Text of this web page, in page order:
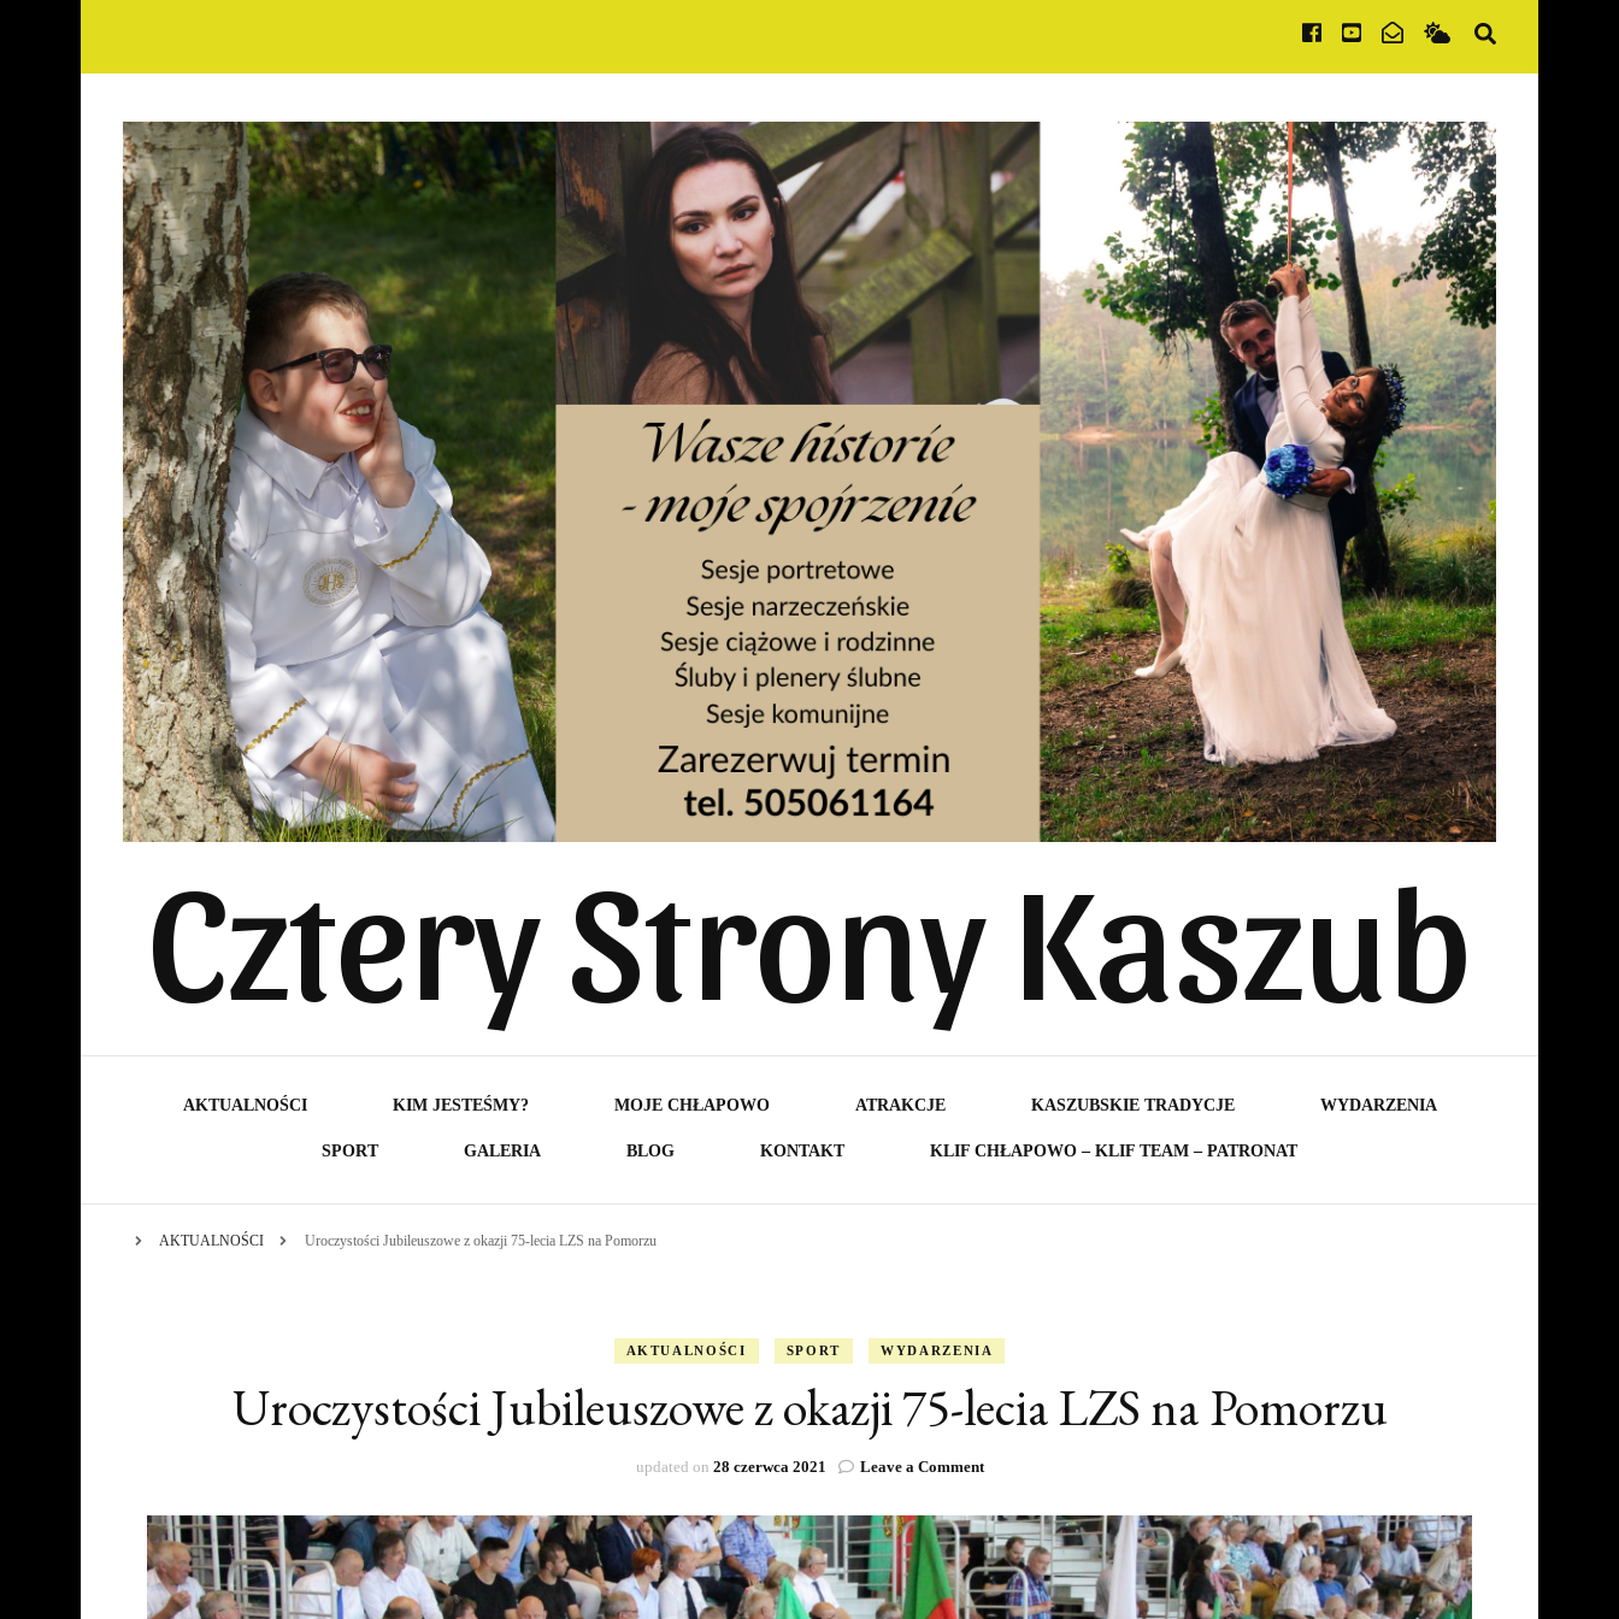
Cztery Strony Kaszub
AKTUALNOŚCI KIM JESTEŚMY? MOJE CHŁAPOWO ATRAKCJE KASZUBSKIE TRADYCJE WYDARZENIA
SPORT GALERIA BLOG KONTAKT KLIF CHŁAPOWO – KLIF TEAM – PATRONAT
AKTUALNOŚCI Uroczystości Jubileuszowe z okazji 75-lecia LZS na Pomorzu
AKTUALNOŚCI SPORT WYDARZENIA
Uroczystości Jubileuszowe z okazji 75-lecia LZS na Pomorzu
updated on 28 czerwca 2021 Leave a Commenton
Jubileuszowe
z
okazji
75-
lecia